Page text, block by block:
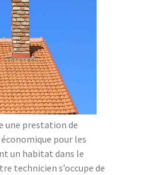
une prestation de
pour les
un habitat dans le
technicien s’occupe de